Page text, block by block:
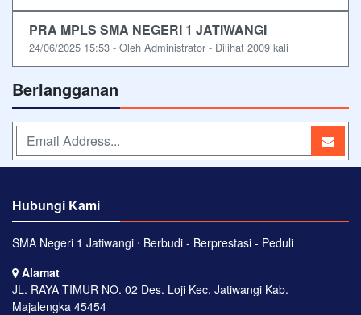
PRA MPLS SMA NEGERI 1 JATIWANGI
24/06/2025 15:53 - Oleh Administrator - Dilihat 2009 kali
Berlangganan
Hubungi Kami
SMA Negeri 1 Jatiwangi ⋅ Berbudi - Berprestasi - Peduli
Alamat
JL. RAYA TIMUR NO. 02 Des. Loji Kec. Jatiwangi Kab.
Majalengka 45454